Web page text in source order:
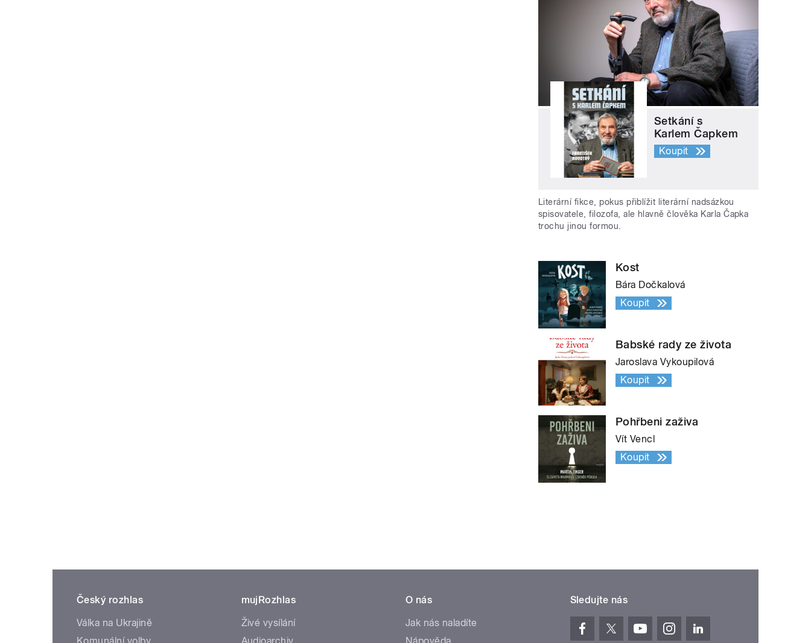
Setkání s
Karlem Čapkem
Koupit
Literární fikce, pokus přiblížit literární nadsázkou
spisovatele, filozofa, ale hlavně člověka Karla Čapka
trochu jinou formou.
Kost
Bára Dočkalová
Koupit
Babské rady ze života
Jaroslava Vykoupilová
Koupit
Pohřbeni zaživa
Vít Vencl
Koupit
Český rozhlas
Válka na Ukrajině
mujRozhlas
Živé vysílání
O nás
Jak nás naladíte
Sledujte nás